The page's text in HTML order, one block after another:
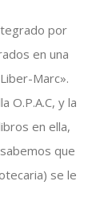
por
en una
Marc».
O.P.A.C, y la
en ella,
que
se le